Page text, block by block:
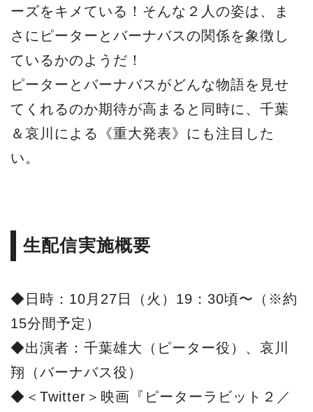
ーズをキメている！そんな２人の姿は、ま
さにピーターとバーナバスの関係を象徴し
ているかのようだ！
ピーターとバーナバスがどんな物語を見せ
てくれるのか期待が高まると同時に、千葉
＆哀川による《重大発表》にも注目した
い。
生配信実施概要
◆日時：10月27日（火）19：30頃〜（※約
15分間予定）
◆出演者：千葉雄大（ピーター役）、哀川
翔（バーナバス役）
◆＜Twitter＞映画『ピーターラビット２／